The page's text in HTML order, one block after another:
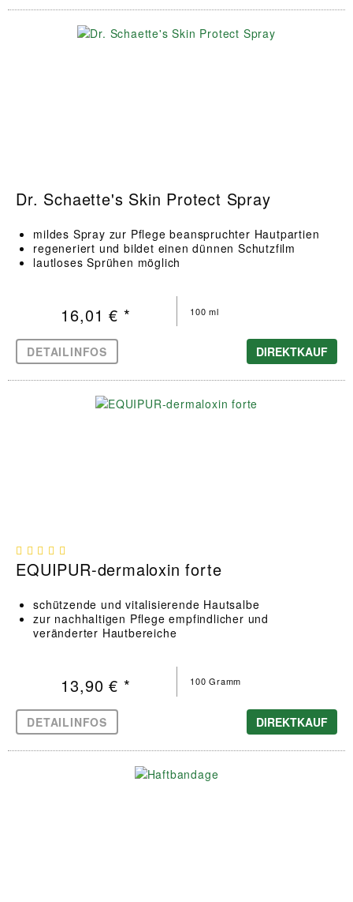
Dr. Schaette's Skin Protect Spray
mildes Spray zur Pflege beanspruchter Hautpartien
regeneriert und bildet einen dünnen Schutzfilm
lautloses Sprühen möglich
100 ml
16,01 € *
DETAILINFOS DIREKTKAUF
EQUIPUR-dermaloxin forte
schützende und vitalisierende Hautsalbe
zur nachhaltigen Pflege empfindlicher und
veränderter Hautbereiche
100 Gramm
13,90 € *
DETAILINFOS DIREKTKAUF